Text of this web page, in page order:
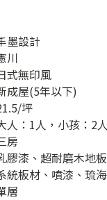
墨設計
川
式無印風
成屋(5年以下)
坪
人：1人，小孩：2人
房
膠漆、超耐磨木地
統板材、噴漆、琉
層